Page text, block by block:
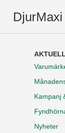
Kampanj
Nyheter